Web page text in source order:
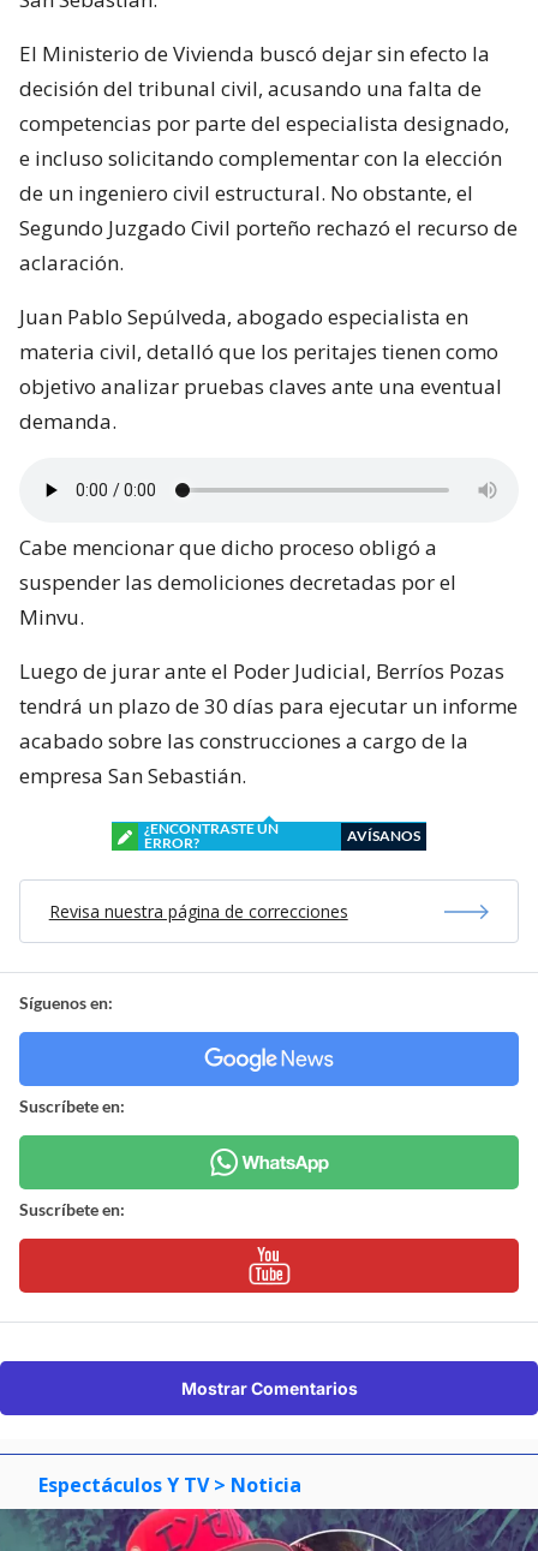
El Ministerio de Vivienda buscó dejar sin efecto la
decisión del tribunal civil, acusando una falta de
competencias por parte del especialista designado,
e incluso solicitando complementar con la elección
de un ingeniero civil estructural. No obstante, el
Segundo Juzgado Civil porteño rechazó el recurso de
aclaración.
Juan Pablo Sepúlveda, abogado especialista en
materia civil, detalló que los peritajes tienen como
objetivo analizar pruebas claves ante una eventual
demanda.
Cabe mencionar que dicho proceso obligó a
suspender las demoliciones decretadas por el
Minvu.
Luego de jurar ante el Poder Judicial, Berríos Pozas
tendrá un plazo de 30 días para ejecutar un informe
acabado sobre las construcciones a cargo de la
empresa San Sebastián.
¿ENCONTRASTE UN
ERROR?
AVÍSANOS
Revisa nuestra página de correcciones
Síguenos en:
Suscríbete en:
Suscríbete en:
Mostrar Comentarios
Espectáculos Y TV > Noticia